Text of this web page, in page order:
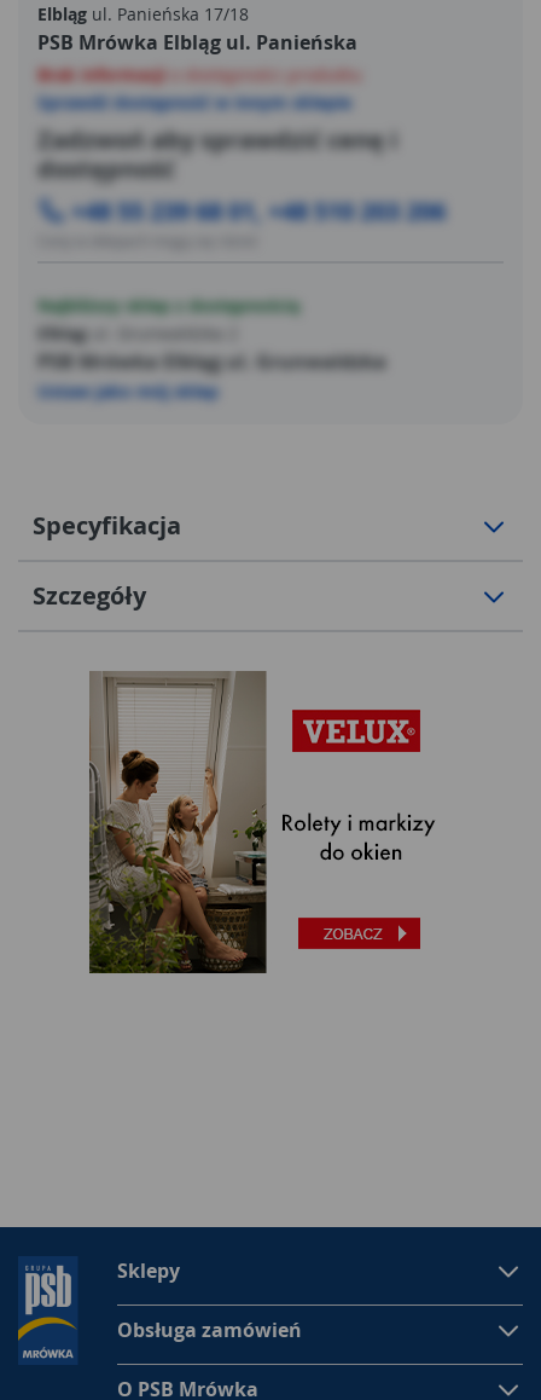
Elbląg ul. Panieńska 17/18
PSB Mrówka Elbląg ul. Panieńska
Brak informacji
Sprawdź dostępność w innym sklepie
Zadzwoń aby sprawdzić cenę i
dostępność
+48 55 239 68 01, +48 510 203 206
Najbliższy sklep z dostępnością
Elbląg
PSB Mrówka Elbląg ul. Grunwaldzka
Ustaw jako mój sklep
Specyfikacja
Szczegóły
Sklepy
Obsługa zamówień
O PSB Mrówka